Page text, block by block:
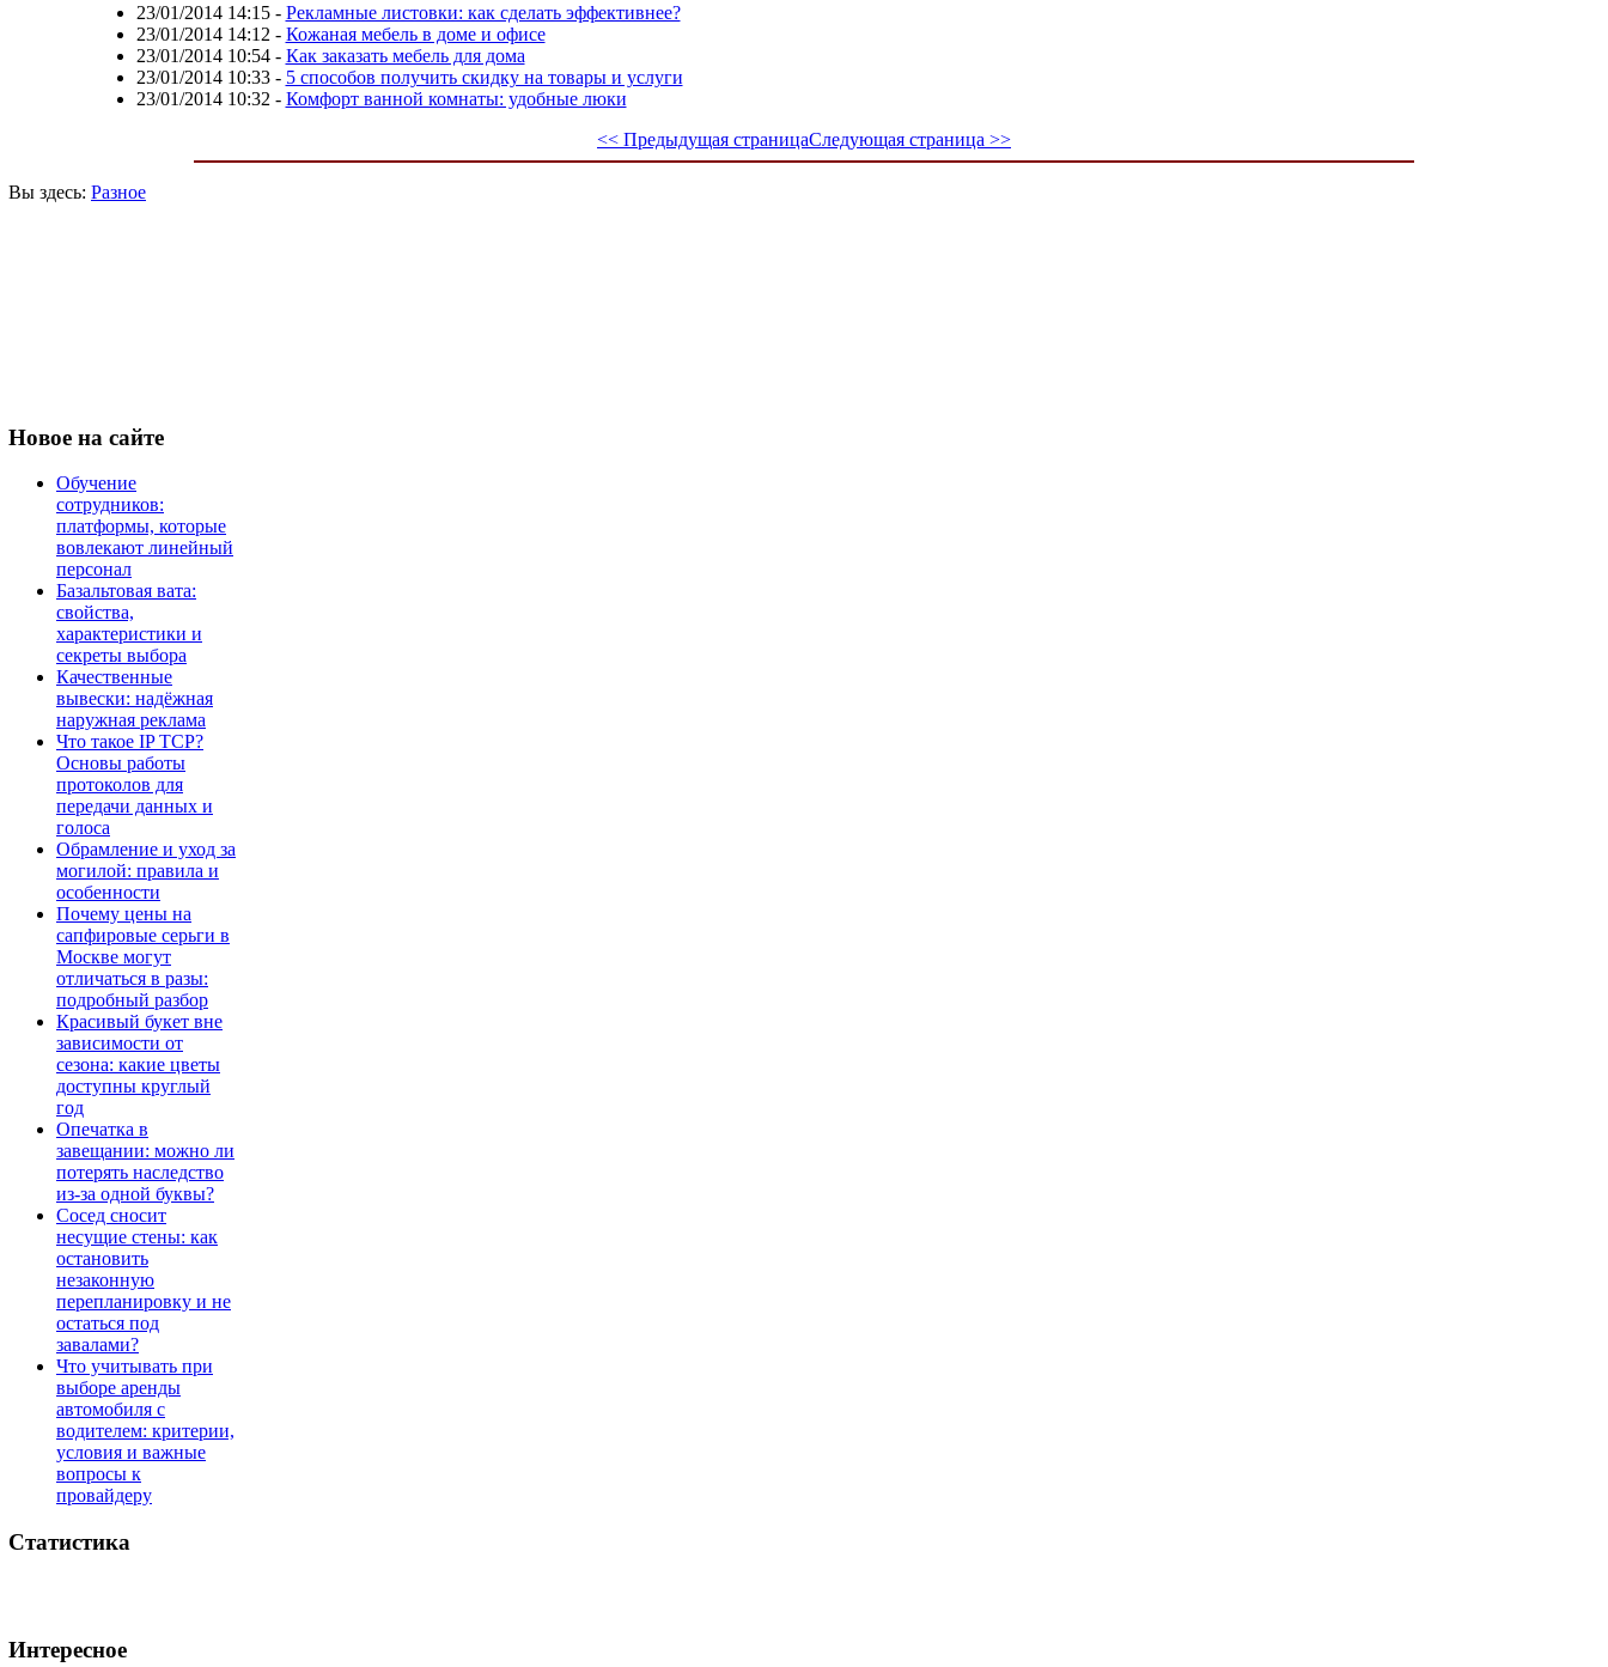
23/01/2014 14:15- Рекламные листовки: как сделать эффективнее?
23/01/2014 14:12 - Кожаная мебель в доме и офисе
23/01/2014 10:54- Как заказать мебель для дома
23/01/2014 10:33- 5 способов получить скидку на товары и услуги
23/01/2014 10:32 - Комфорт ванной комнаты: удобные люки
<< Предыдущая страницаСледующая страница >>
Вы здесь: Разное
Новое на сайте
Обучение
сотрудников:
платформы, которые
вовлекают линейный
персонал
Базальтовая вата:
свойства,
характеристики и
секреты выбора
Качественные
вывески: надёжная
наружная реклама
Что такое IP TCP?
Основы работы
протоколов для
передачи данных и
голоса
Обрамление и уход за
могилой: правила и
особенности
Почему цены на
сапфировые серьги в
Москве могут
отличаться в разы:
подробный разбор
Красивый букет вне
зависимости от
сезона: какие цветы
доступны круглый
год
Опечатка в
завещании: можно ли
потерять наследство
из-за одной буквы?
Сосед сносит
несущие стены: как
остановить
незаконную
перепланировку и не
остаться под
завалами?
Что учитывать при
выборе аренды
автомобиля с
водителем: критерии,
условия и важные
вопросы к
провайдеру
Статистика
Интересное